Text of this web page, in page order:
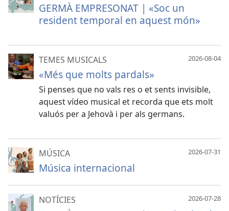
GERMÀ EMPRESONAT | «Soc un
resident temporal en aquest món»
2026-08-04
TEMES MUSICALS
«Més que molts pardals»
Si penses que no vals res o et sents invisible,
aquest vídeo musical et recorda que ets molt
valuós per a Jehovà i per als germans.
2026-07-31
MÚSICA
Música internacional
2026-07-28
NOTÍCIES